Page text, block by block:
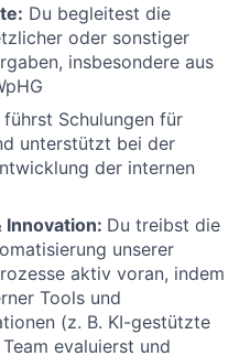
Du begleitest die
oder sonstiger
insbesondere aus
führst Schulungen für
unterstützt bei der
der internen
Innovation: Du treibst die
unserer
aktiv voran, indem
Tools und
(z. B. KI-gestützte
evaluierst und